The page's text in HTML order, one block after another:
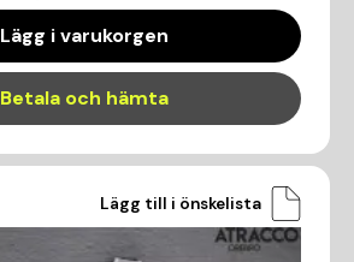
Lägg i varukorgen
Betala och hämta
Lägg till i önskelista